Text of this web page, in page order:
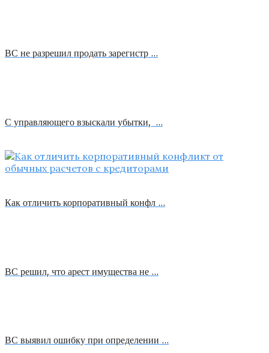
ВС не разрешил продать зарегистр …
С управляющего взыскали убытки, …
Как отличить корпоративный конфл …
ВС решил, что арест имущества не …
ВС выявил ошибку при определении …